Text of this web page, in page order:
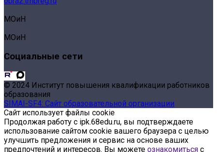
МОиН
МОиН
Социальные сети
© 2024 Институт повышения квалификации работников
образования
SIMAI-SF4: Сайт образовательной организации
Сайт использует файлы cookie
Продолжая работу с ipk.68edu.ru, вы подтверждаете
использование сайтом cookie вашего браузера с целью
улучшить предложения и сервис на основе ваших
предпочтений и интересов. Вы можете ознакомиться с